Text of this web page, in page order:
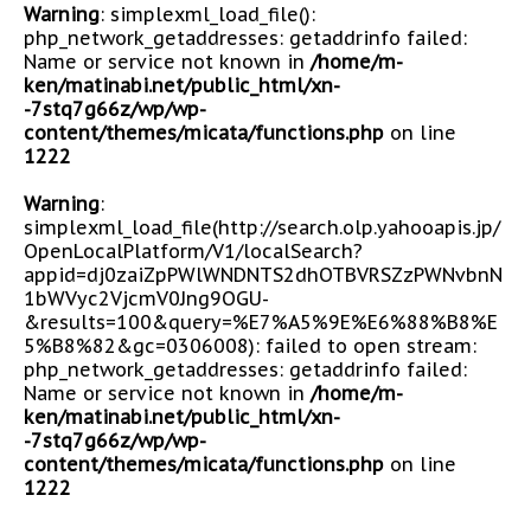
Warning: simplexml_load_file():
php_network_getaddresses: getaddrinfo failed:
Name or service not known in /home/m-
ken/matinabi.net/public_html/xn-
-7stq7g66z/wp/wp-
content/themes/micata/functions.php on line
1222
Warning:
simplexml_load_file(http://search.olp.yahooapis.jp/
OpenLocalPlatform/V1/localSearch?
appid=dj0zaiZpPWlWNDNTS2dhOTBVRSZzPWNvbnN
1bWVyc2VjcmV0Jng9OGU-
&results=100&query=%E7%A5%9E%E6%88%B8%E
5%B8%82&gc=0306008): failed to open stream:
php_network_getaddresses: getaddrinfo failed:
Name or service not known in /home/m-
ken/matinabi.net/public_html/xn-
-7stq7g66z/wp/wp-
content/themes/micata/functions.php on line
1222